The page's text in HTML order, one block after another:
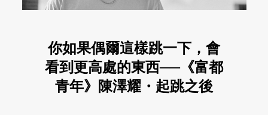
你如果偶爾這樣跳一下，會
看到更高處的東西──《富都
青年》陳澤耀・起跳之後